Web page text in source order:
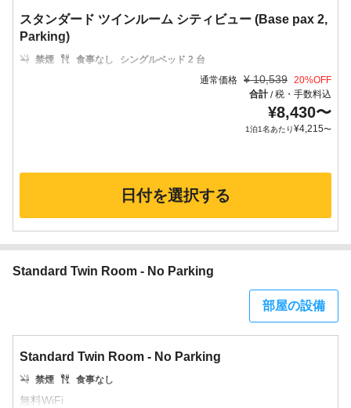
スタンダード ツインルーム シティビュー (Base pax 2,
Parking)
禁煙 食事なし
シングルベッド 2 台
通常価格 ¥ 10,539 20%OFF
合計/税・手数料込
¥8,430〜
1泊1名あたり¥4,215〜
日付を選択する
Standard Twin Room - No Parking
部屋の設備
Standard Twin Room - No Parking
禁煙 食事なし